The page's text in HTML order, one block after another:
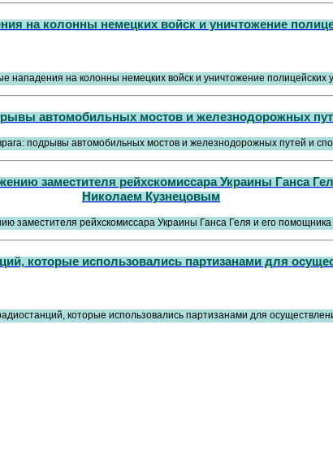
на колонны немецких войск и уничтожение
автомобильных мостов и железнодорожных
заместителя рейхскомиссара Украины Ганса
Николаем Кузнецовым
которые использовались партизанами для